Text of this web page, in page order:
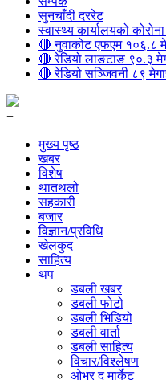
सुनचाँदी दररेट
स्वास्थ्य कार्यालयको
🔴 नुवाकोट एफएम १०६.८
🔴 रेडियो लाङटाङ ९०.३
🔴 रेडियो सञ्जिवनी ८९
+
मुख्य पृष्ठ
खबर
विशेष
थातथलो
सहकारी
बजार
विज्ञान/प्रविधि
खेलकुद
साहित्य
थप
डबली खबर
डबली फोटो
डबली भिडियो
डबली वार्ता
डबली साहित्य
विचार/विश्‍लेषण
ओभर द मार्केट